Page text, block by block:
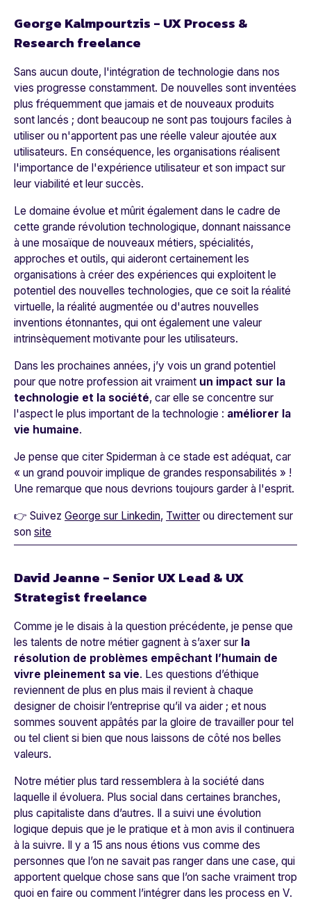
George Kalmpourtzis - UX Process &
Research freelance
Sans aucun doute, l'intégration de technologie dans nos
vies progresse constamment. De nouvelles sont inventées
plus fréquemment que jamais et de nouveaux produits
sont lancés ; dont beaucoup ne sont pas toujours faciles à
utiliser ou n'apportent pas une réelle valeur ajoutée aux
utilisateurs. En conséquence, les organisations réalisent
l'importance de l'expérience utilisateur et son impact sur
leur viabilité et leur succès.
Le domaine évolue et mûrit également dans le cadre de
cette grande révolution technologique, donnant naissance
à une mosaïque de nouveaux métiers, spécialités,
approches et outils, qui aideront certainement les
organisations à créer des expériences qui exploitent le
potentiel des nouvelles technologies, que ce soit la réalité
virtuelle, la réalité augmentée ou d'autres nouvelles
inventions étonnantes, qui ont également une valeur
intrinsèquement motivante pour les utilisateurs.
Dans les prochaines années, j’y vois un grand potentiel
pour que notre profession ait vraiment un impact sur la
technologie et la société, car elle se concentre sur
l'aspect le plus important de la technologie : améliorer la
vie humaine.
Je pense que citer Spiderman à ce stade est adéquat, car
« un grand pouvoir implique de grandes responsabilités » !
Une remarque que nous devrions toujours garder à l'esprit.
👉 Suivez George sur Linkedin, Twitter ou directement sur
son site
David Jeanne - Senior UX Lead & UX
Strategist freelance
Comme je le disais à la question précédente, je pense que
les talents de notre métier gagnent à s’axer sur la
résolution de problèmes empêchant l’humain de
vivre pleinement sa vie. Les questions d’éthique
reviennent de plus en plus mais il revient à chaque
designer de choisir l’entreprise qu’il va aider ; et nous
sommes souvent appâtés par la gloire de travailler pour tel
ou tel client si bien que nous laissons de côté nos belles
valeurs.
Notre métier plus tard ressemblera à la société dans
laquelle il évoluera. Plus social dans certaines branches,
plus capitaliste dans d’autres. Il a suivi une évolution
logique depuis que je le pratique et à mon avis il continuera
à la suivre. Il y a 15 ans nous étions vus comme des
personnes que l’on ne savait pas ranger dans une case, qui
apportent quelque chose sans que l’on sache vraiment trop
quoi en faire ou comment l’intégrer dans les process en V.